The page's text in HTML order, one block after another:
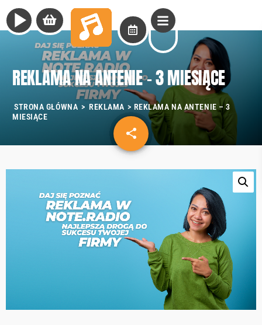
play_arrow
REKLAMA NA ANTENIE – 3 MIESIĄCE
STRONA GŁÓWNA > REKLAMA > REKLAMA NA ANTENIE – 3
MIESIĄCE
share
email